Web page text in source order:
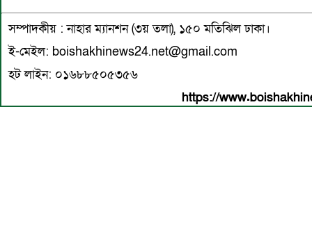
সম্পাদকীয় : নাহার ম্যানশন (৩য় তলা), ১৫০ মতিঝিল ঢাকা।
ই-মেইল: boishakhinews24.net@gmail.com
হট লাইন: ০১৬৮৮৫০৫৩৫৬
https://